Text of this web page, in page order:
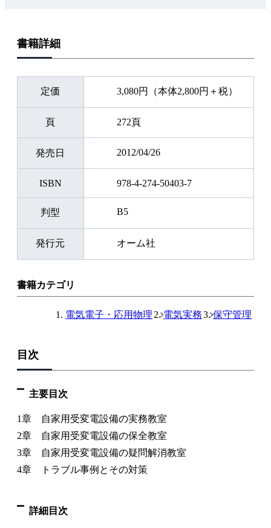
書籍詳細
定価 3,080円（本体2,800円＋税）
頁 272頁
発売日 2012/04/26
ISBN 978-4-274-50403-7
判型 B5
発行元 オーム社
書籍カテゴリ
電気電子・応用物理 電気実務 保守管理
目次
主要目次
1章 自家用受変電設備の実務教室
2章 自家用受変電設備の保全教室
3章 自家用受変電設備の疑問解消教室
4章 トラブル事例とその対策
詳細目次